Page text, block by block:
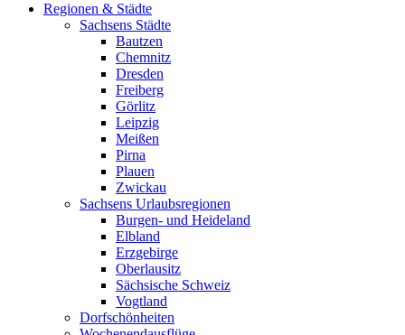
Regionen & Städte
Sachsens Städte
Bautzen
Chemnitz
Dresden
Freiberg
Görlitz
Leipzig
Meißen
Pirna
Plauen
Zwickau
Sachsens Urlaubsregionen
Burgen- und Heideland
Elbland
Erzgebirge
Oberlausitz
Sächsische Schweiz
Vogtland
Dorfschönheiten